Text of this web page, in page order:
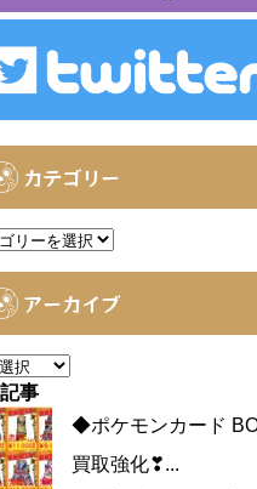
カテゴリー
アーカイブ
事
◆ポケモンカード
買取強化❣...